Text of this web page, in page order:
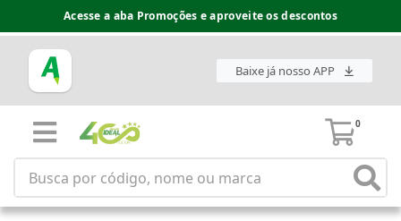
Acesse a aba Promoções e aproveite os descontos
Baixe já nosso APP
0